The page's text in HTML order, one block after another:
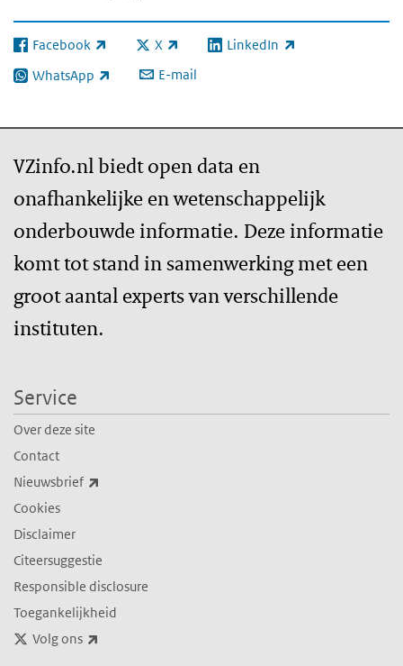
Facebook
(externe link) X
(externe link) LinkedIn
(externe link)
WhatsApp
(externe link) E-mail
VZinfo.nl biedt open data en
onafhankelijke en wetenschappelijk
onderbouwde informatie. Deze informatie
komt tot stand in samenwerking met een
groot aantal experts van verschillende
instituten.
Service
Over deze site
Contact
Nieuwsbrief
Cookies
Disclaimer
Citeersuggestie
Responsible disclosure
Toegankelijkheid
Volg ons